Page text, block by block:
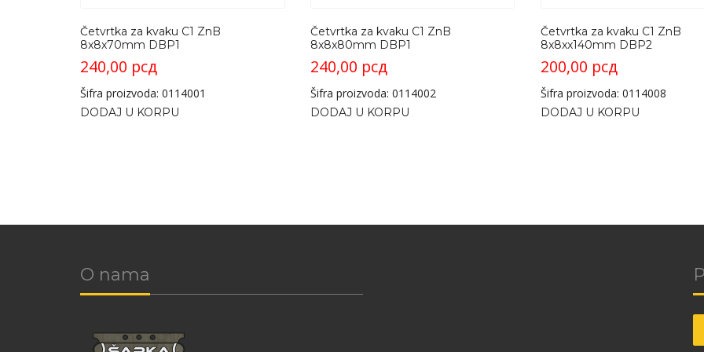
Četvrtka za kvaku C1 ZnB
8x8x70mm DBP1
240,00 рсд
Šifra proizvoda: 0114001
DODAJ U KORPU
Četvrtka za kvaku C1 ZnB
8x8x80mm DBP1
240,00 рсд
Šifra proizvoda: 0114002
DODAJ U KORPU
Četvrtka za kvaku C1 ZnB
8x8xx140mm DBP2
200,00 рсд
Šifra proizvoda: 0114008
DODAJ U KORPU
O nama